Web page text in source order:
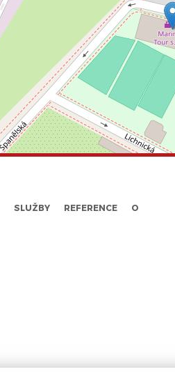
SLUŽBY REFERENCE
O